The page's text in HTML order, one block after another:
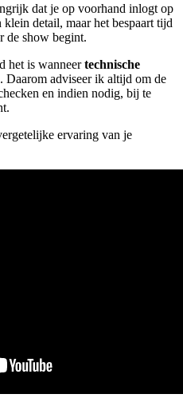
dat je op voorhand inlogt op
detail, maar het bespaart tijd
de show begint.
het is wanneertechnische
. Daarom adviseer ik altijd om de
en indien nodig, bij te
ervaring van je